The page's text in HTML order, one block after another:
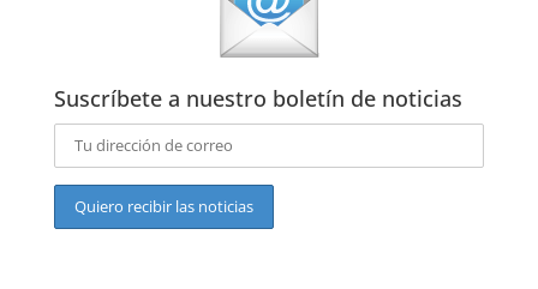
Suscríbete a nuestro boletín de noticias